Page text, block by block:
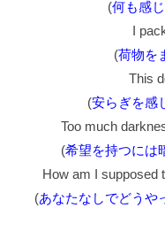
(何も感
I
(荷物を
This
(安らぎを感
Too much
(希望を持つには
How am I supposed
(あなたなしでどうや